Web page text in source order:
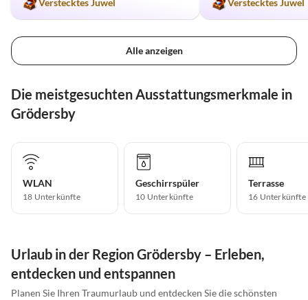
Alle anzeigen
Die meistgesuchten Ausstattungsmerkmale in
Grödersby
WLAN
18 Unterkünfte
Geschirrspüler
10 Unterkünfte
Terrasse
16 Unterkünfte
Urlaub in der Region Grödersby – Erleben,
entdecken und entspannen
Planen Sie Ihren Traumurlaub und entdecken Sie die schönsten